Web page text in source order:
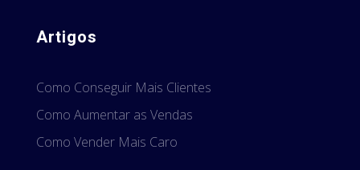
Artigos
Como Conseguir Mais Clientes
Como Aumentar as Vendas
Como Vender Mais Caro